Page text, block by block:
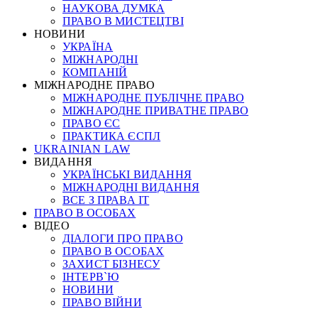
НАУКОВА ДУМКА
ПРАВО В МИСТЕЦТВІ
НОВИНИ
УКРАЇНА
МІЖНАРОДНІ
КОМПАНІЙ
МІЖНАРОДНЕ ПРАВО
МІЖНАРОДНЕ ПУБЛІЧНЕ ПРАВО
МІЖНАРОДНЕ ПРИВАТНЕ ПРАВО
ПРАВО ЄС
ПРАКТИКА ЄСПЛ
UKRAINIAN LAW
ВИДАННЯ
УКРАЇНСЬКІ ВИДАННЯ
МІЖНАРОДНІ ВИДАННЯ
ВСЕ З ПРАВА ІТ
ПРАВО В ОСОБАХ
ВІДЕО
ДІАЛОГИ ПРО ПРАВО
ПРАВО В ОСОБАХ
ЗАХИСТ БІЗНЕСУ
ІНТЕРВ`Ю
НОВИНИ
ПРАВО ВІЙНИ